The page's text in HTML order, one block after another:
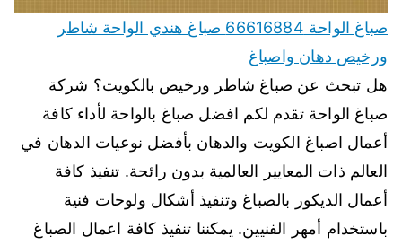
صباغ الواحة 66616884 صباغ هندي الواحة شاطر
ورخيص دهان واصباغ
هل تبحث عن صباغ شاطر ورخيص بالكويت؟ شركة
صباغ الواحة تقدم لكم افضل صباغ بالواحة لأداء كافة
أعمال اصباغ الكويت والدهان بأفضل نوعيات الدهان في
العالم ذات المعايير العالمية بدون رائحة. تنفيذ كافة
أعمال الديكور بالصباغ وتنفيذ أشكال ولوحات فنية
باستخدام أمهر الفنيين. يمكننا تنفيذ كافة اعمال الصباغ